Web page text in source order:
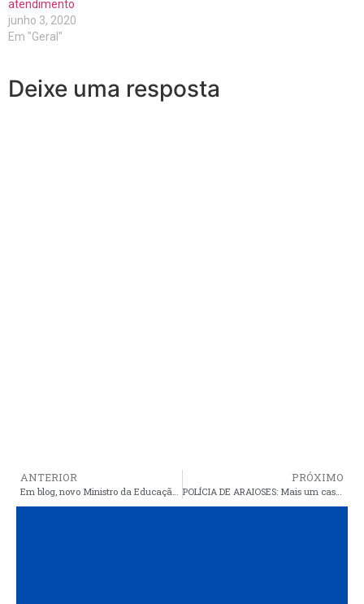
atendimento
junho 3, 2020
Em "Geral"
Deixe uma resposta
ANTERIOR
Em blog, novo Ministro da Educação diz que dia que marca início da ditadura é “data para se comemorar”
PRÓXIMO
POLÍCIA DE ARAIOSES: Mais um casal é preso em João Peres por suspeita de tráfico de drogas